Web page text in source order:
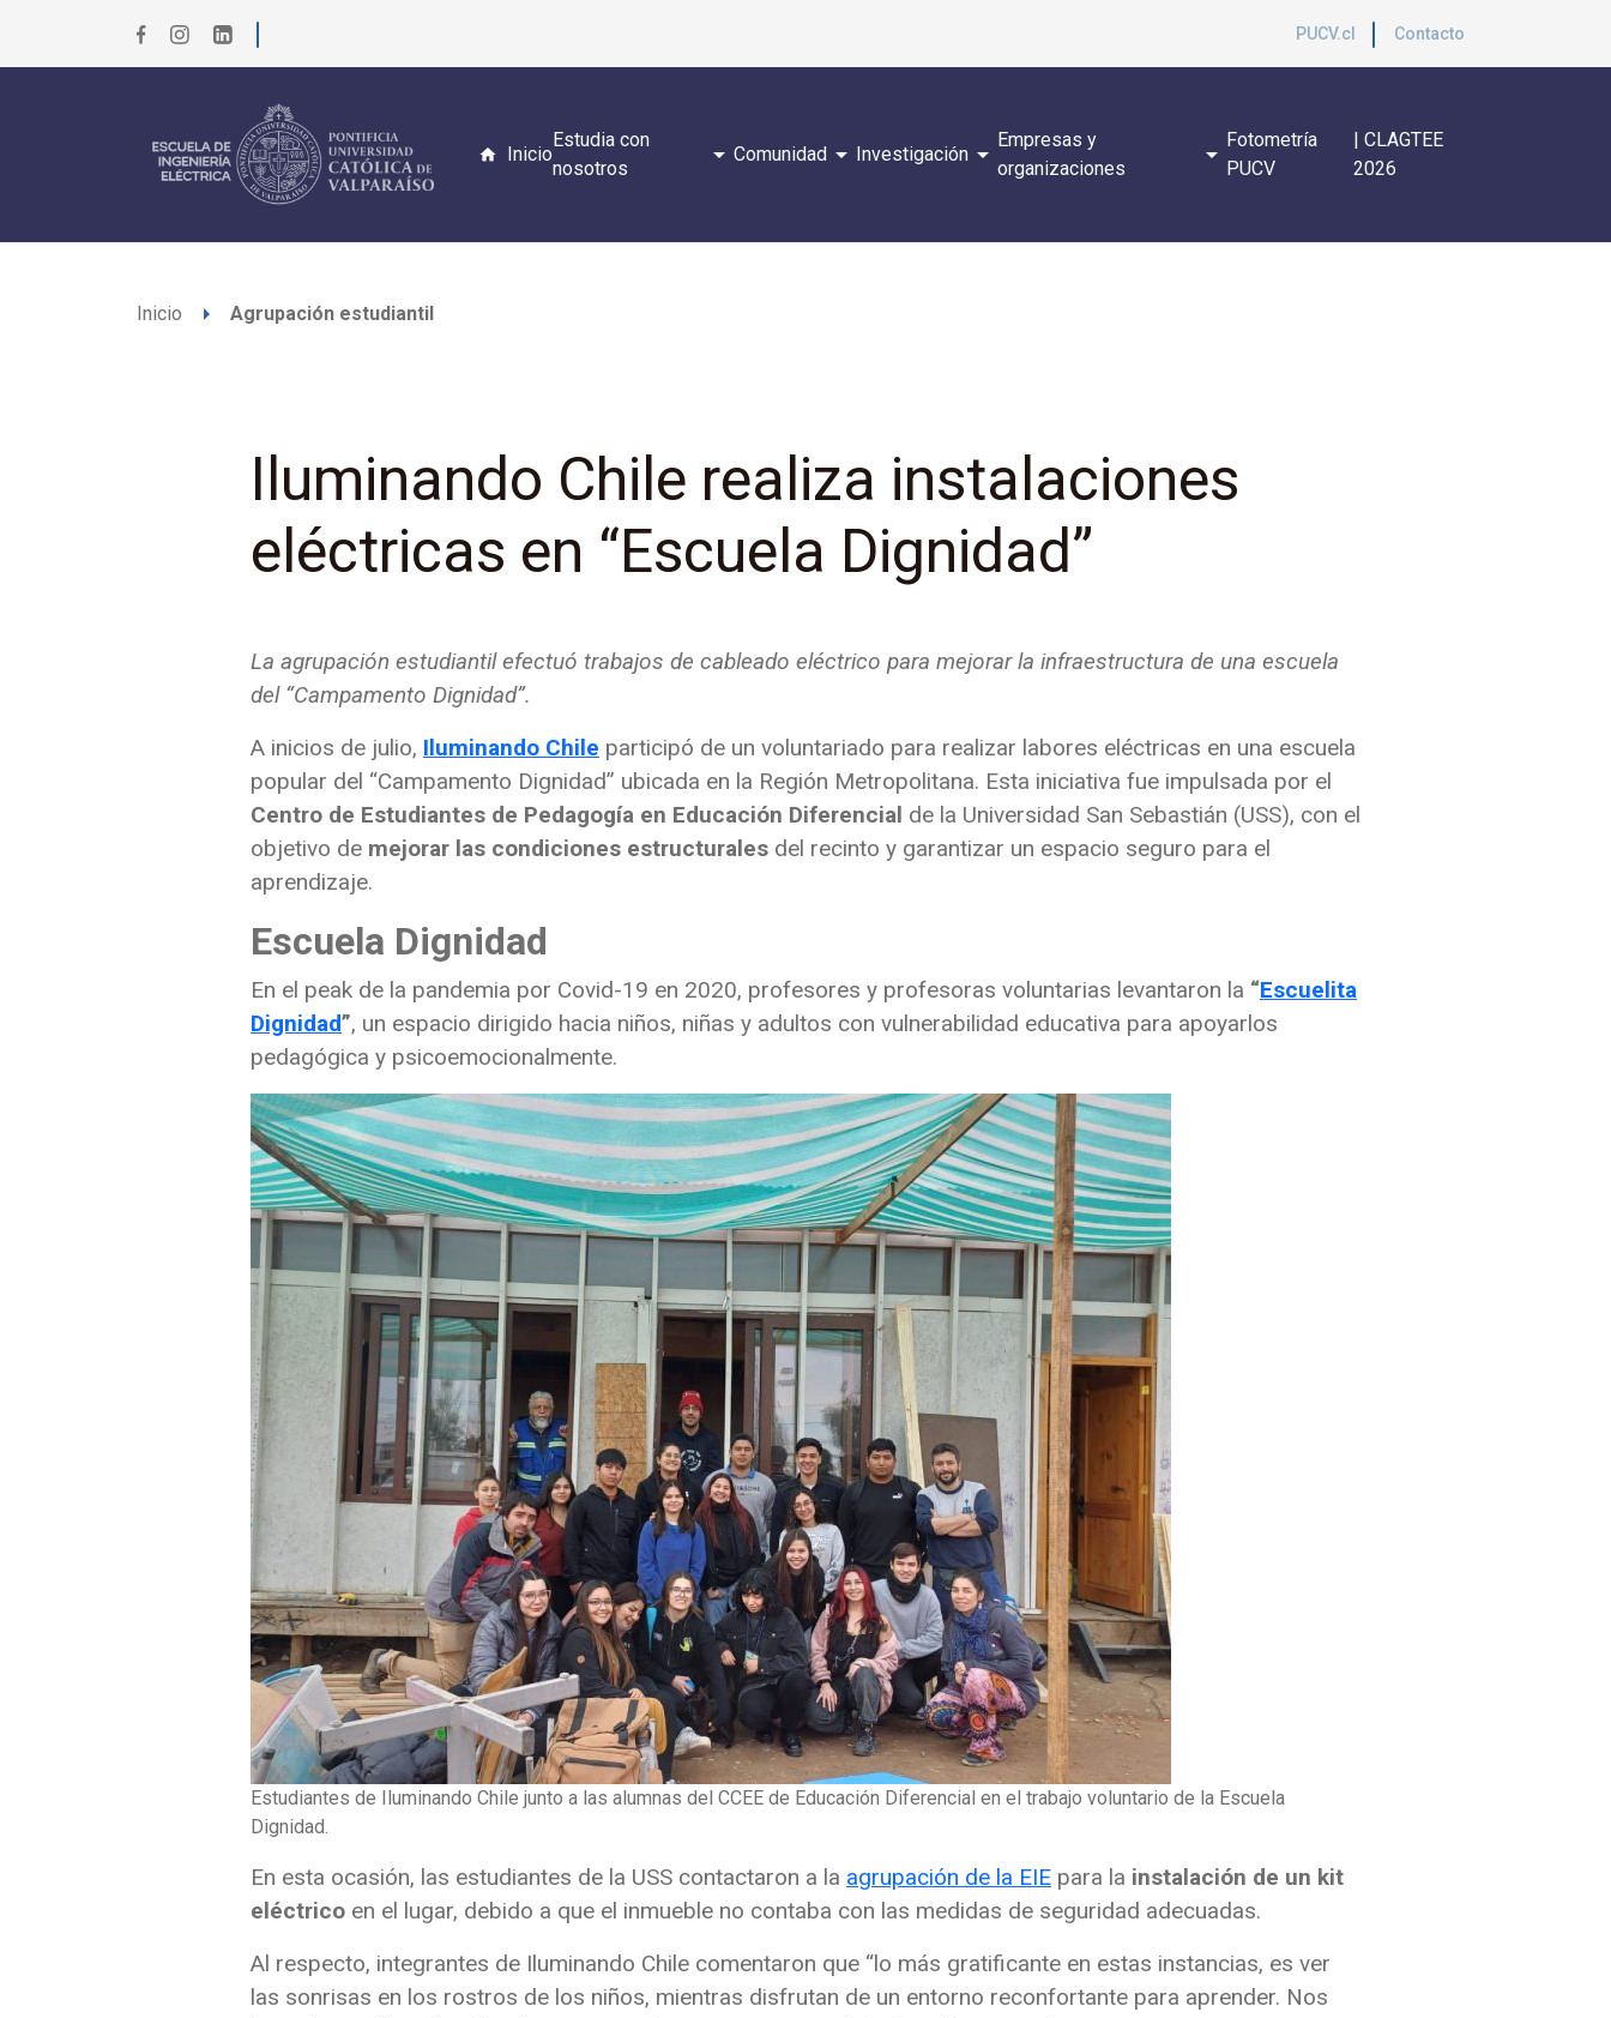
PUCV.cl Contacto
Inicio
Estudia con
nosotros
arrow_drop_down Comunidadarrow_drop_down Investigaciónarrow_drop_down
Empresas y
organizaciones
arrow_drop_down
Fotometría
PUCV
| CLAGTEE
2026
Inicio arrow_right Agrupación estudiantil
Iluminando Chile realiza instalaciones
eléctricas en “Escuela Dignidad”
La agrupación estudiantil efectuó trabajos de cableado eléctrico para mejorar la infraestructura de una escuela
del “Campamento Dignidad”.
A inicios de julio, Iluminando Chile participó de un voluntariado para realizar labores eléctricas en una escuela
popular del “Campamento Dignidad” ubicada en la Región Metropolitana. Esta iniciativa fue impulsada por el
Centro de Estudiantes de Pedagogía en Educación Diferencial de la Universidad San Sebastián (USS), con el
objetivo de mejorar las condiciones estructurales del recinto y garantizar un espacio seguro para el
aprendizaje.
Escuela Dignidad
En el peak de la pandemia por Covid-19 en 2020, profesores y profesoras voluntarias levantaron la “Escuelita
Dignidad”, un espacio dirigido hacia niños, niñas y adultos con vulnerabilidad educativa para apoyarlos
pedagógica y psicoemocionalmente.
Estudiantes de Iluminando Chile junto a las alumnas del CCEE de Educación Diferencial en el trabajo voluntario de la Escuela
Dignidad.
En esta ocasión, las estudiantes de la USS contactaron a la agrupación de la EIE para la instalación de un kit
eléctrico en el lugar, debido a que el inmueble no contaba con las medidas de seguridad adecuadas.
Al respecto, integrantes de Iluminando Chile comentaron que “lo más gratificante en estas instancias, es ver
las sonrisas en los rostros de los niños, mientras disfrutan de un entorno reconfortante para aprender. Nos